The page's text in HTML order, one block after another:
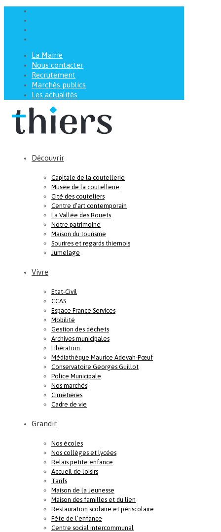
La Mairie
Nous contacter
Recrutement
Marchés publics
Les actualités
Découvrir
Capitale de la coutellerie
Musée de la coutellerie
Cité des couteliers
Centre d’art contemporain
La Vallée des Rouets
Notre patrimoine
Maison du tourisme
Sourires et regards thiernois
Jumelage
Vivre
Etat-Civil
CCAS
Espace France Services
Mobilité
Gestion des déchets
Archives municipales
Libération
Médiathèque Maurice Adevah-Pœuf
Conservatoire Georges Guillot
Police Municipale
Nos marchés
Cimetières
Cadre de vie
Grandir
Nos écoles
Nos collèges et lycées
Relais petite enfance
Accueil de loisirs
Tarifs
Maison de la Jeunesse
Maison des familles et du lien
Restauration scolaire et périscolaire
Fête de l’enfance
Centre social intercommunal